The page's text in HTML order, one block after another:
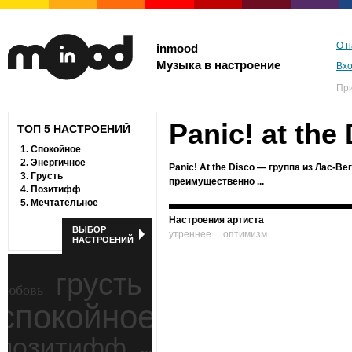
inmood
Музыка в настроение
О
ТОП 5 НАСТРОЕНИЙ
1. Спокойное
2. Энергичное
3. Грусть
4. Позитифф
5. Мечтательное
ВЫБОР
НАСТРОЕНИЙ
грусть
Panic! at the
Panic! At the Disco — группа из Лас-
преимущественно ...
Настроения артиста
утреннее
оптимизм